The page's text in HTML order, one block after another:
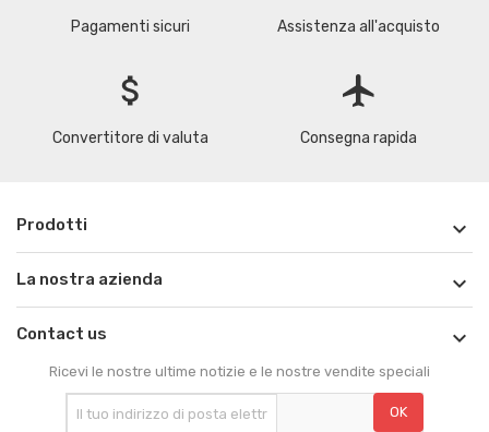
Pagamenti sicuri Assistenza all'acquisto
attach_money
Convertitore di valuta
flight
Consegna rapida
Prodotti 
La nostra azienda 
Contact us 
Ricevi le nostre ultime notizie e le nostre vendite speciali